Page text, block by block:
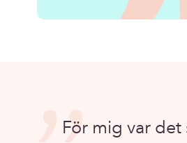
För mig var det